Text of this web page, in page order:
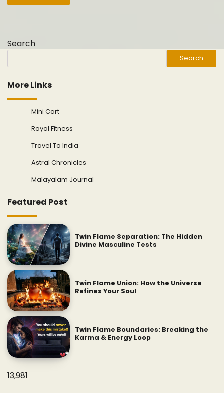
Search
Search
More Links
Mini Cart
Royal Fitness
Travel To India
Astral Chronicles
Malayalam Journal
Featured Post
Twin Flame Separation: The Hidden
Divine Masculine Tests
Twin Flame Union: How the Universe
Refines Your Soul
Twin Flame Boundaries: Breaking the
Karma & Energy Loop
13,981